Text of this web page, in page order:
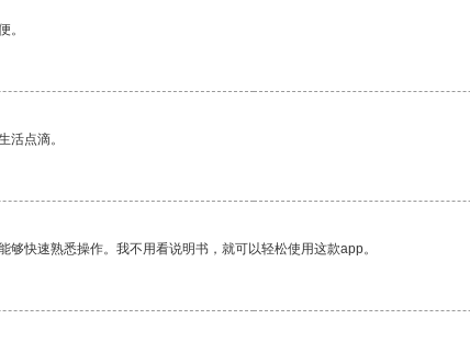
。
活点滴。
快速熟悉操作。我不用看说明书，就可以轻松使用这款app。